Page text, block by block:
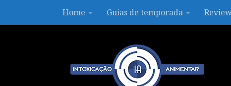
Skip to contentHome Guias de temporada